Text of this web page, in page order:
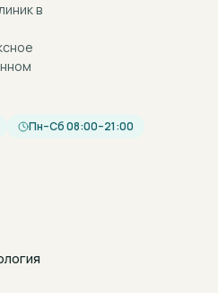
в
Пн–Сб 08:00–21:00